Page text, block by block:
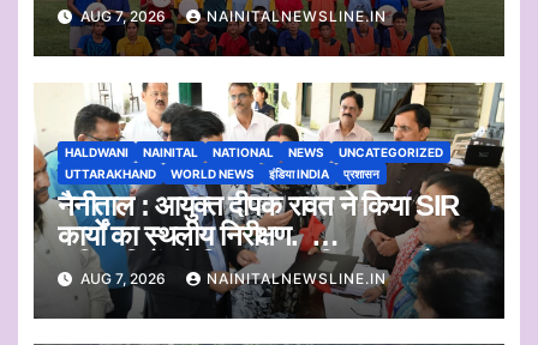
AUG 7, 2026 NAINITALNEWSLINE.IN
HALDWANI NAINITAL NATIONAL NEWS
UNCATEGORIZED
UTTARAKHAND
WORLD NEWS इंडिया INDIA प्रशासन
नैनीताल : आयुक्त दीपक रावत ने किया SIR
कार्यों का स्थलीय निरीक्षण.
अधिकारियों को दिए समयबद्ध निस्तारण और
पारदर्शिता के निर्देश
AUG 7, 2026 NAINITALNEWSLINE.IN